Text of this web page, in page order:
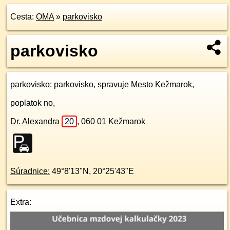
Cesta: OMA» parkovisko
parkovisko
parkovisko: parkovisko, spravuje Mesto Kežmarok,
poplatok no,
Dr. Alexandra 20 , 060 01 Kežmarok
Súradnice: 49°8'13"N , 20°25'43"E
Extra: